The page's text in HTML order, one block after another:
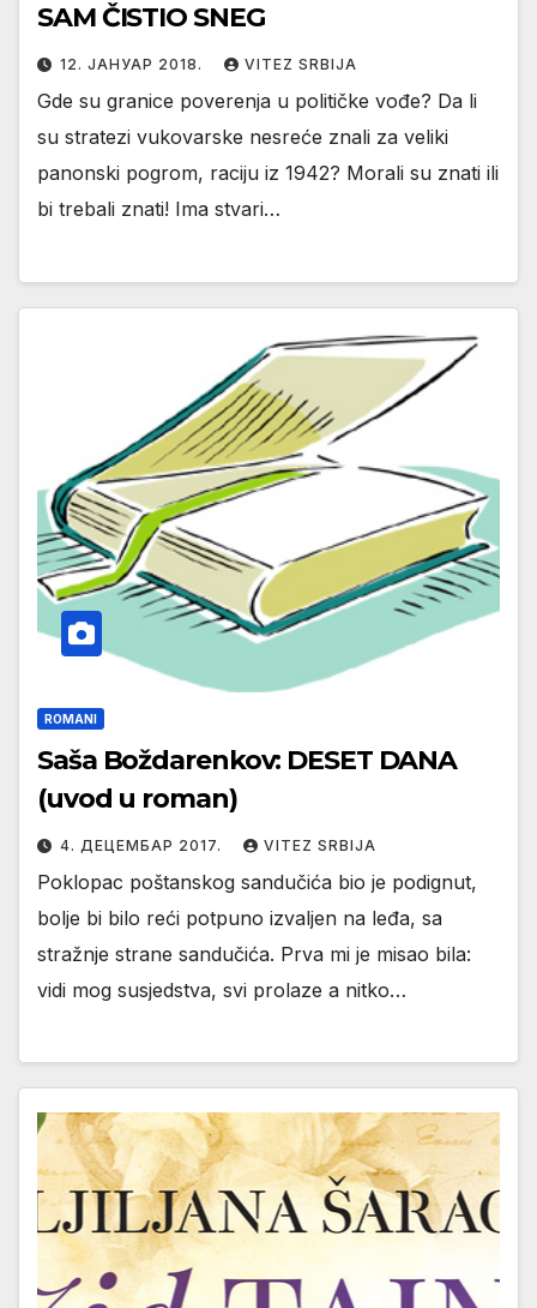
SAM ČISTIO SNEG
12. ЈАНУАР 2018. VITEZ SRBIJA
Gde su granice poverenja u političke vođe? Da li
su stratezi vukovarske nesreće znali za veliki
panonski pogrom, raciju iz 1942? Morali su znati ili
bi trebali znati! Ima stvari…
ROMANI
Saša Boždarenkov: DESET DANA
(uvod u roman)
4. ДЕЦЕМБАР 2017. VITEZ SRBIJA
Poklopac poštanskog sandučića bio je podignut,
bolje bi bilo reći potpuno izvaljen na leđa, sa
stražnje strane sandučića. Prva mi je misao bila:
vidi mog susjedstva, svi prolaze a nitko…